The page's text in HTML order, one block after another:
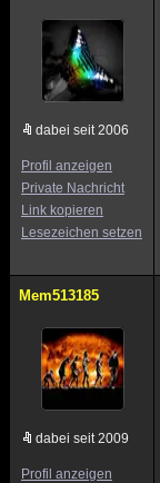
dabei seit 2006
Profil anzeigen
Private Nachricht
Link kopieren
Lesezeichen setzen
Mem513185
dabei seit 2009
Profil anzeigen